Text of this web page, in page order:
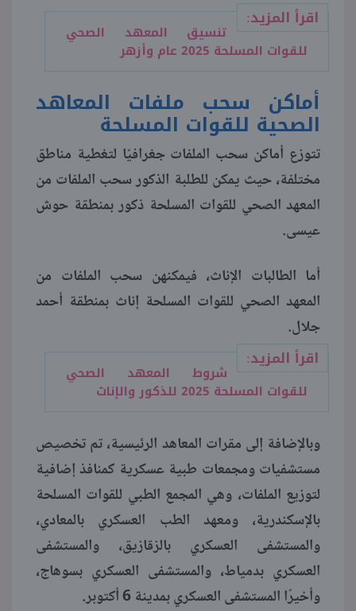
اقرأ المزيد:
تنسيق المعهد الصحي
للقوات المسلحة 2025 عام وأزهر
أماكن سحب ملفات المعاهد
الصحية للقوات المسلحة
تتوزع أماكن سحب الملفات جغرافيًا لتغطية مناطق
مختلفة، حيث يمكن للطلبة الذكور سحب الملفات من
المعهد الصحي للقوات المسلحة ذكور بمنطقة حوش
عيسى.
أما الطالبات الإناث، فيمكنهن سحب الملفات من
المعهد الصحي للقوات المسلحة إناث بمنطقة أحمد
جلال.
اقرأ المزيد:
شروط المعهد الصحي
للقوات المسلحة 2025 للذكور والإناث
وبالإضافة إلى مقرات المعاهد الرئيسية، تم تخصيص
مستشفيات ومجمعات طبية عسكرية كمنافذ إضافية
لتوزيع الملفات، وهي المجمع الطبي للقوات المسلحة
بالإسكندرية، ومعهد الطب العسكري بالمعادي،
والمستشفى العسكري بالزقازيق، والمستشفى
العسكري بدمياط، والمستشفى العسكري بسوهاج،
وأخيرًا المستشفى العسكري بمدينة 6 أكتوبر.